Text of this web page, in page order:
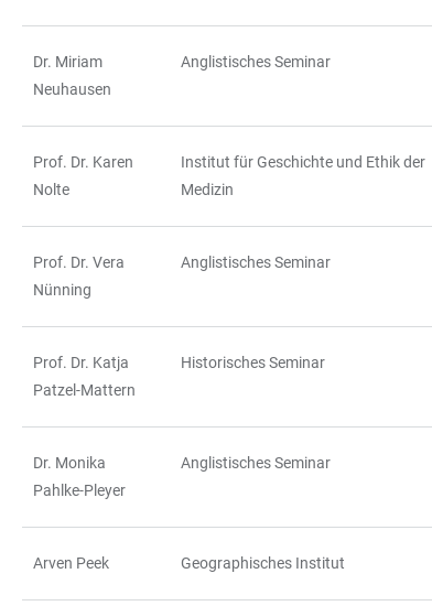
Dr. Miriam
Neuhausen
Anglistisches Seminar
Prof. Dr. Karen
Nolte
Institut für Geschichte und Ethik der
Medizin
Prof. Dr. Vera
Nünning
Anglistisches Seminar
Prof. Dr. Katja
Patzel-Mattern
Historisches Seminar
Dr. Monika
Pahlke-Pleyer
Anglistisches Seminar
Arven Peek Geographisches Institut